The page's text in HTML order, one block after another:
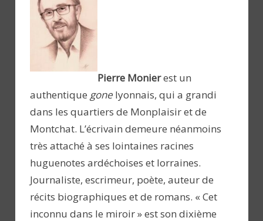
Pierre Monierest un
authentique gone lyonnais, qui a grandi
dans les quartiers de Monplaisir et de
Montchat. L’écrivain demeure néanmoins
très attaché à ses lointaines racines
huguenotes ardéchoises et lorraines.
Journaliste, escrimeur, poète, auteur de
récits biographiques et de romans. « Cet
inconnu dans le miroir » est son dixième